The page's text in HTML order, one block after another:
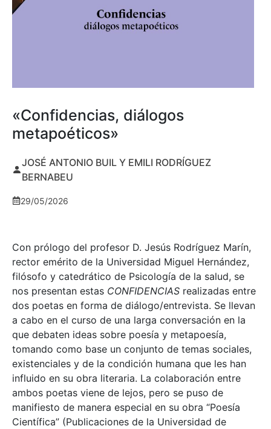
«Confidencias, diálogos
metapoéticos»
JOSÉ ANTONIO BUIL Y EMILI RODRÍGUEZ
BERNABEU
29/05/2026
Con prólogo del profesor D. Jesús Rodríguez Marín,
rector emérito de la Universidad Miguel Hernández,
filósofo y catedrático de Psicología de la salud, se
nos presentan estas CONFIDENCIAS realizadas entre
dos poetas en forma de diálogo/entrevista. Se llevan
a cabo en el curso de una larga conversación en la
que debaten ideas sobre poesía y metapoesía,
tomando como base un conjunto de temas sociales,
existenciales y de la condición humana que les han
influido en su obra literaria. La colaboración entre
ambos poetas viene de lejos, pero se puso de
manifiesto de manera especial en su obra “Poesía
Científica” (Publicaciones de la Universidad de